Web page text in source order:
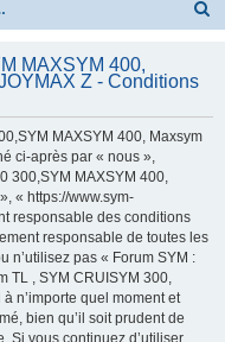
la gamme SYM
e
MAXSYM 400,
Z - Conditions
MAXSYM 400, Maxsym
ci-après par « nous »,
300,SYM MAXSYM 400,
« https://www.sym-
responsable des conditions
responsable de toutes les
n’utilisez pas « Forum SYM :
TL , SYM CRUISYM 300,
n’importe quel moment et
bien qu’il soit prudent de
Si vous continuez d’utiliser